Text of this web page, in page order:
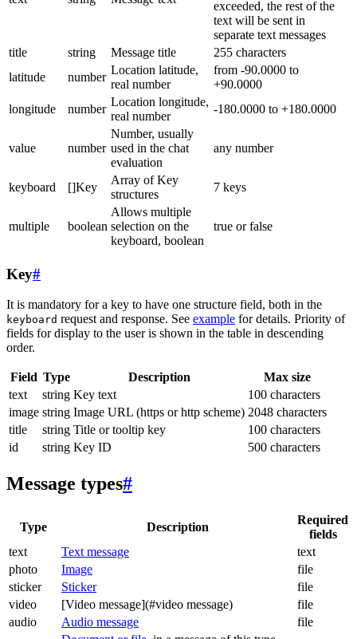
exceeded, the rest of the
text will be sent in
separate text messages
title
string Message title
255 characters
latitude
number
Location latitude,
real number
from -90.0000 to
+90.0000
longitude
number
Location longitude,
real number
-180.0000 to +180.0000
value number
Number, usually
used in the chat
evaluation
any number
keyboard []Key
Array of Key
structures
7 keys
multiple boolean
Allows multiple
selection on the
keyboard, boolean
true or false
Key#
It is mandatory for a key to have one structure field, both in the
keyboard request and response. See example for details. Priority of
fields for display to the user is shown in the table in descending
order.
Field Type Description
Max size
text
string Key text
100 characters
image string Image URL (https or http scheme) 2048 characters
title
string Title or tooltip key
100 characters
id
string Key ID 500 characters
Message types#
Type Description
Required
fields
text
Text message
text
photo
Image
file
sticker
Sticker
file
video
[Video message](#video message)
file
audio
Audio message file